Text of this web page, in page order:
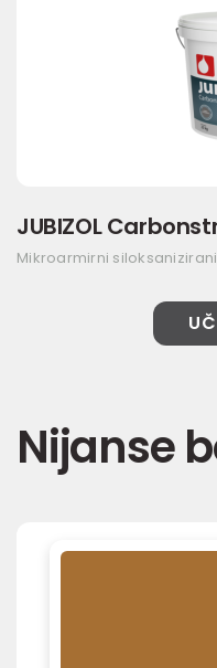
JUBIZOL
Mikroarmirni
Nijanse